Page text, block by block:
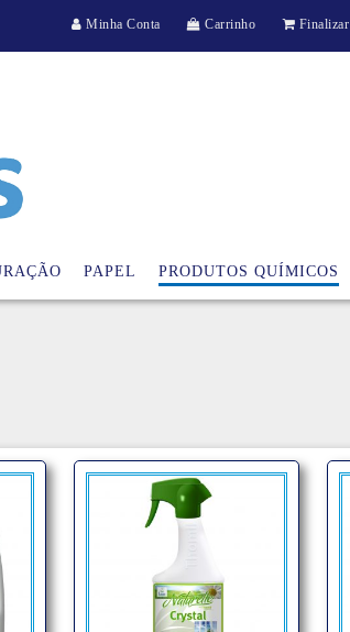
Minha Conta Carrinho Finalizar
PAPEL PRODUTOS QUÍMICOS